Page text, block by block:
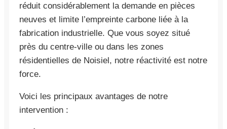
réduit considérablement la demande en pièces
neuves et limite l’empreinte carbone liée à la
fabrication industrielle. Que vous soyez situé
près du centre-ville ou dans les zones
résidentielles de Noisiel, notre réactivité est notre
force.
Voici les principaux avantages de notre
intervention :